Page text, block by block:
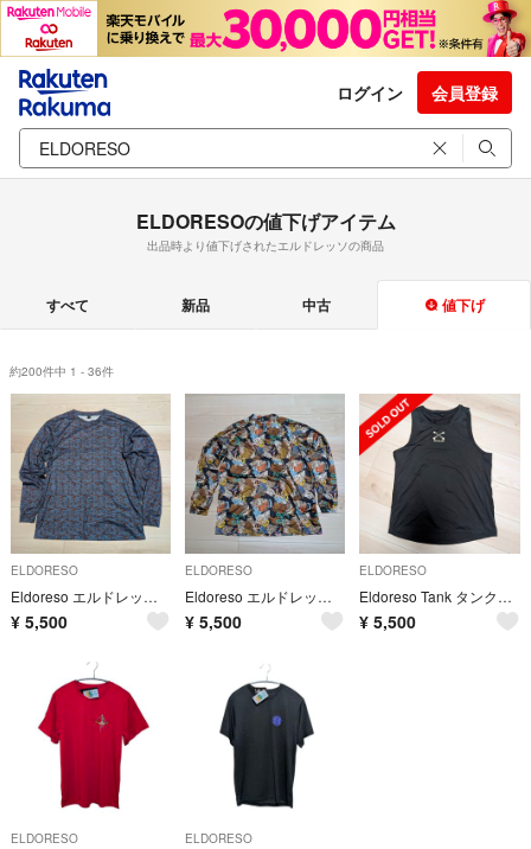
ログイン 会員登録
ELDORESOの値下げアイテム
出品時より値下げされたエルドレッソの商品
すべて 新品 中古 値下げ
約200件中 1 - 36件
ELDORESO
Eldoreso エルドレッソ T Shirt ランニング トレーニング
¥ 5,500
ELDORESO
Eldoreso エルドレッソMock T トレーニング ランニング
¥ 5,500
ELDORESO
Eldoreso Tank タンクトップ ランニング トレーニング ノースリーブ
¥ 5,500
ELDORESO ELDORESO